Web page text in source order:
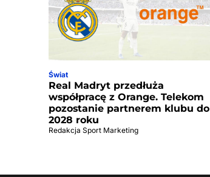
Świat
Real Madryt przedłuża
współpracę z Orange. Telekom
pozostanie partnerem klubu do
2028 roku
Redakcja Sport Marketing